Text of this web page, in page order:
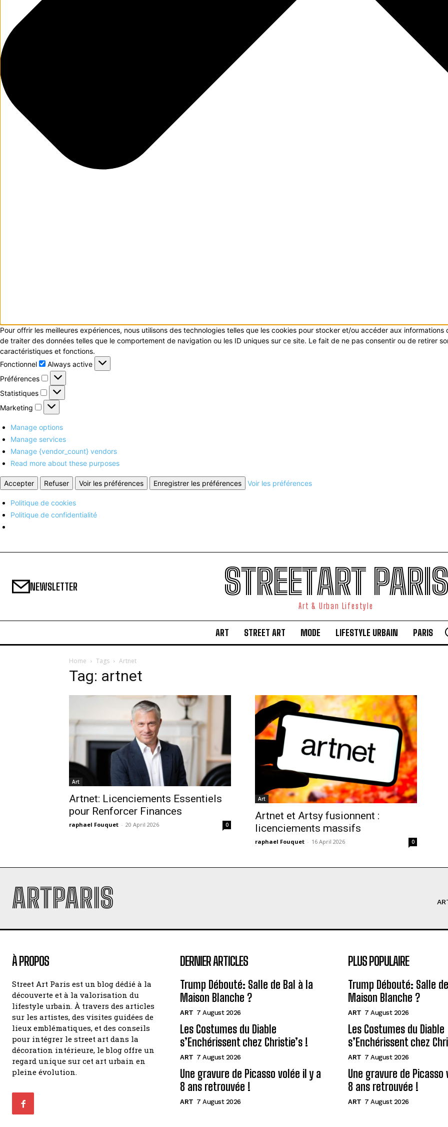
Pour offrir les meilleures expériences, nous utilisons des technologies telles que les cookies pour stocker et/ou accéder aux
de traiter des données telles que le comportement de navigation ou les ID uniques sur ce site. Le fait de ne pas consentir ou de retirer
caractéristiques et fonctions.
Fonctionnel
Fonctionnel
Always active
Préférences
Préférences
Statistiques
Statistiques
Marketing
Marketing
Manage options
Manage services
Manage {vendor_count} vendors
Read more about these purposes
Accepter Refuser Voir les préférences Enregistrer les préférences Voir les préférences
Politique de cookies
Politique de confidentialité
NEWSLETTER STREETART PARIS
Art & Urban Lifestyle
ART STREET ART MODE LIFESTYLE URBAIN PARIS
Home Tags Artnet
Tag: artnet
Art
Artnet: Licenciements Essentiels
pour Renforcer Finances
raphael Fouquet - 20 April 2026 0
Art
Artnet et Artsy fusionnent :
licenciements massifs
raphael Fouquet - 16 April 2026 0
ARTPARIS
À PROPOS
Street Art Paris est un blog dédié à la
découverte et à la valorisation du
lifestyle urbain. À travers des articles
sur les artistes, des visites guidées de
lieux emblématiques, et des conseils
pour intégrer le street art dans la
décoration intérieure, le blog offre un
regard unique sur cet art urbain en
pleine évolution.
DERNIER ARTICLES
Trump Débouté: Salle de Bal à la
Maison Blanche ?
ART 7 August 2026
Les Costumes du Diable
s’Enchérissent chez Christie’s !
ART 7 August 2026
Une gravure de Picasso volée il y a
8 ans retrouvée !
ART 7 August 2026
PLUS POPULAIRE
Trump Débouté: Salle
Maison Blanche ?
ART 7 August 2026
Les Costumes du Diable
s’Enchérissent chez
ART 7 August 2026
Une gravure de Picasso
8 ans retrouvée !
ART 7 August 2026